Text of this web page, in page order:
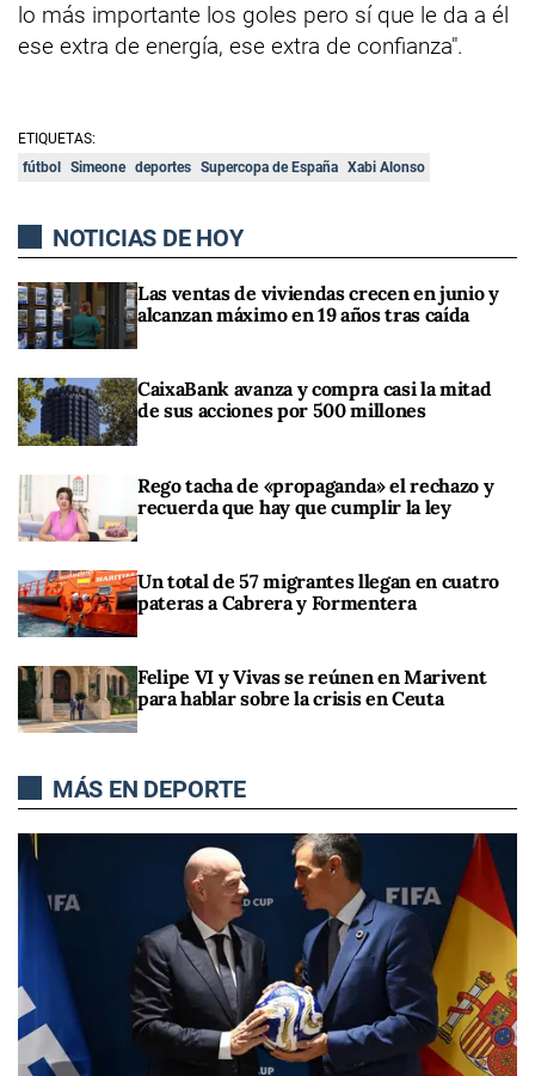
lo más importante los goles pero sí que le da a él
ese extra de energía, ese extra de confianza".
ETIQUETAS:
fútbol
Simeone deportes Supercopa de España Xabi Alonso
NOTICIAS DE HOY
Las ventas de viviendas crecen en junio y
alcanzan máximo en 19 años tras caída
CaixaBank avanza y compra casi la mitad
de sus acciones por 500 millones
Rego tacha de «propaganda» el rechazo y
recuerda que hay que cumplir la ley
Un total de 57 migrantes llegan en cuatro
pateras a Cabrera y Formentera
Felipe VI y Vivas se reúnen en Marivent
para hablar sobre la crisis en Ceuta
MÁS EN DEPORTE